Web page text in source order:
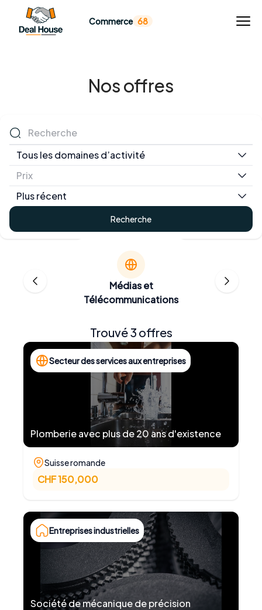
Commerce 68
Nos offres
Tous les domaines d’activité
Prix
Plus récent
Recherche
Médias et
Télécommunications
Trouvé 3 offres
Secteur des services aux entreprises
Plomberie avec plus de 20 ans d'existence
Suisse romande
CHF 150,000
Entreprises industrielles
Société de mécanique de précision